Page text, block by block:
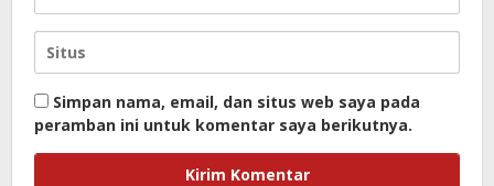
Simpan nama, email, dan situs web saya pada
peramban ini untuk komentar saya berikutnya.